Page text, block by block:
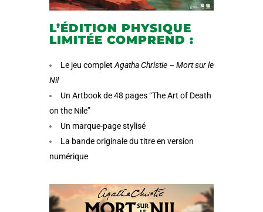
L’ÉDITION PHYSIQUE
LIMITÉE COMPREND :
Le jeu complet Agatha Christie – Mort sur le
Nil
Un Artbook de 48 pages “The Art of Death
on the Nile”
Un marque-page stylisé
La bande originale du titre en version
numérique